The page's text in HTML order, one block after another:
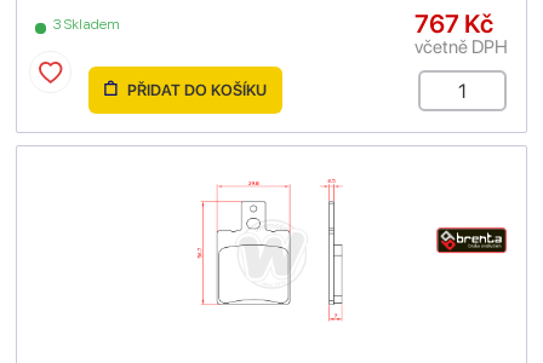
3 Skladem 767 Kč
včetně DPH
PŘIDAT DO KOŠÍKU